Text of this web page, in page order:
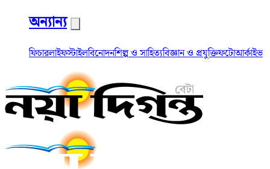
অন্যান্য
ফিচারলাইফস্টাইলবিনোদনশিল্প ও সাহিত্যবিজ্ঞান ও প্রযুক্তিফটোআর্কাইভ